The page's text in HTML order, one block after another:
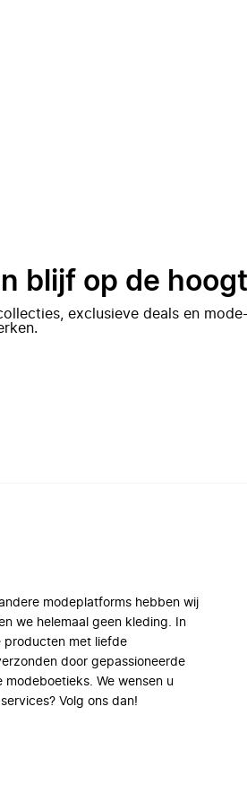
blijf op de
exclusieve deals en
modeplatforms hebben wij
we helemaal geen kleding. In
producten met liefde
door gepassioneerde
We wensen u
Volg ons dan!